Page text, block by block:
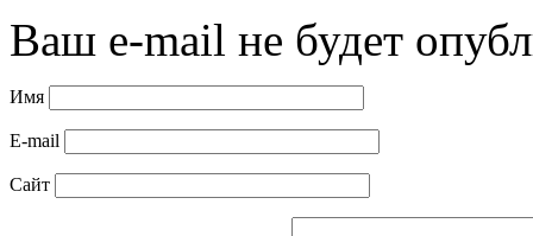
Ваш e-mail не будет
Имя
E-mail
Сайт